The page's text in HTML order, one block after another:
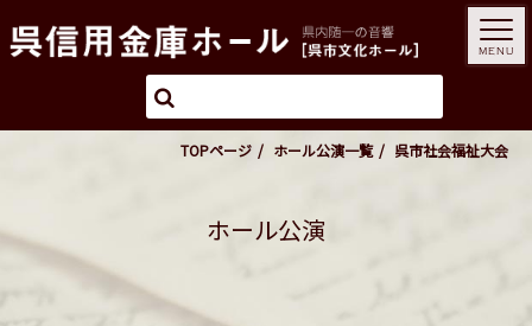
TOPページ ホール公演一覧 呉市社会福祉大会
ホール公演
MENU